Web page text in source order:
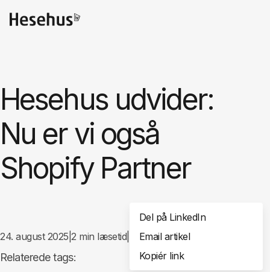
Hesehus udvider:
Nu er vi også
Shopify Partner
24. august 2025 |2 min læsetid Del
Del på LinkedIn
Email artikel
Kopiér link
Relaterede tags: